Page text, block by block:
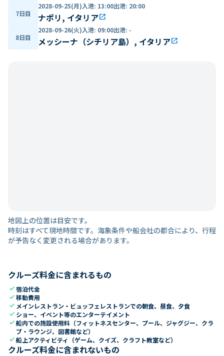
7日目
2028-09-25(月)入港: 13:00出港: 20:00
ナポリ, イタリアopen_in_new
8日目
2028-09-26(火)入港: 09:00出港: -
メッシーナ（シチリア島）, イタリアopen_in_new
地図上の位置は目安です。
時刻はすべて現地時間です。海象条件や船会社の都合により、行程
が予告なく変更される場合があります。
クルーズ料金に含まれるもの
check宿泊代金
check移動費用
check メインレストラン・ビュッフェレストランでの朝食、昼食、夕食
check ショー、イベント等のエンターテイメント
check船内での施設使用料（フィットネスセンター、プール、ジャグジー、クラ
ブ・ラウンジ、図書館など）
check船上アクティビティ（ゲーム、クイズ、クラフト教室など）
クルーズ料金に含まれないもの